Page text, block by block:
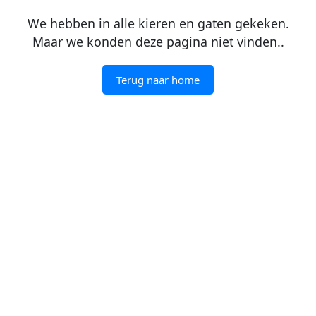
We hebben in alle kieren en gaten gekeken.
Maar we konden deze pagina niet vinden..
Terug naar home